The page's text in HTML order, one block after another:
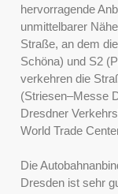
hervorragende
unmittelbarer
Straße, an dem
Schöna) und S2
verkehren die
(Striesen–Messe
Dresdner
World Trade
Die
Dresden ist sehr